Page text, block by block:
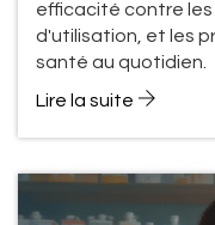
efficacité contre
d'utilisation, et les
santé au quotidien.
Lire la suite